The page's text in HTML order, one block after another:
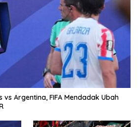
vs Argentina, FIFA Mendadak Ubah